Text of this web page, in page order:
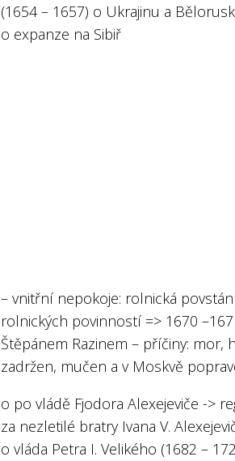
(1654 – 1657) o Ukrajinu a
o expanze na Sibiř
– vnitřní nepokoje: rolnická
rolnických povinností => 1670
Štěpánem Razinem – příčiny: mor,
zadržen, mučen a v Moskvě
o po vládě Fjodora Alexejeviče ->
za nezletilé bratry Ivana V.
o vláda Petra I. Velikého (1682 –